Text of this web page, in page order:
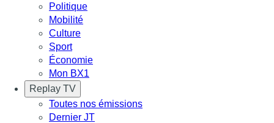
Politique
Mobilité
Culture
Sport
Économie
Mon BX1
Replay TV
Toutes nos émissions
Dernier JT